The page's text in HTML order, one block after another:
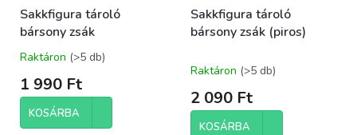
e
s
á
a
Sakkfigura tároló
bársony zsák
A
átlagos
értékelése
5-
Raktáron (>5 db)
1 990 Ft
KOSÁRBA
Sakkfigura tároló
bársony zsák (piros)
Raktáron (>5 db)
2 090 Ft
KOSÁRBA